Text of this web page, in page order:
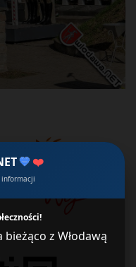
💙❤️
informacji
z Włodawą